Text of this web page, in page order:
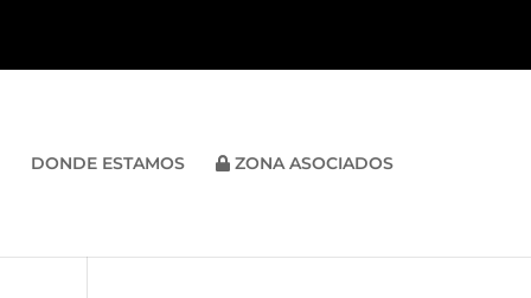
DONDE ESTAMOS ZONA ASOCIADOS